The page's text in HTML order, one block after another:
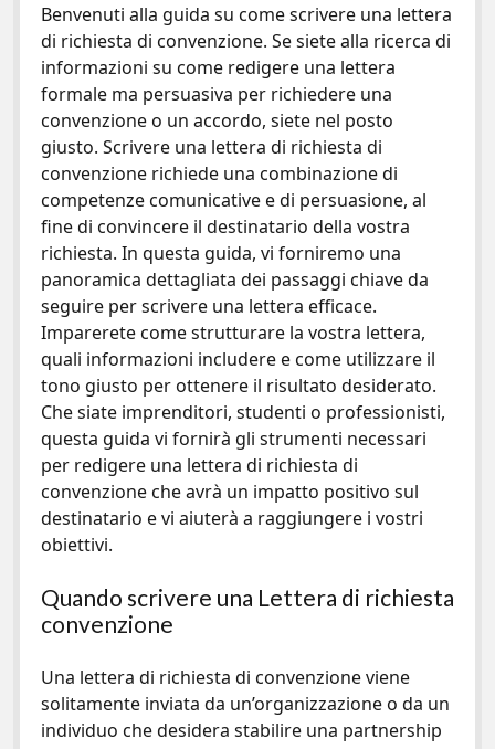
e
b
o
o
k
itt
er
er
es
t
ai
l
n
di
vi
di
Benvenuti alla guida su come scrivere una lettera
di richiesta di convenzione. Se siete alla ricerca di
informazioni su come redigere una lettera
formale ma persuasiva per richiedere una
convenzione o un accordo, siete nel posto
giusto. Scrivere una lettera di richiesta di
convenzione richiede una combinazione di
competenze comunicative e di persuasione, al
fine di convincere il destinatario della vostra
richiesta. In questa guida, vi forniremo una
panoramica dettagliata dei passaggi chiave da
seguire per scrivere una lettera efficace.
Imparerete come strutturare la vostra lettera,
quali informazioni includere e come utilizzare il
tono giusto per ottenere il risultato desiderato.
Che siate imprenditori, studenti o professionisti,
questa guida vi fornirà gli strumenti necessari
per redigere una lettera di richiesta di
convenzione che avrà un impatto positivo sul
destinatario e vi aiuterà a raggiungere i vostri
obiettivi.
Quando scrivere una Lettera di richiesta
convenzione
Una lettera di richiesta di convenzione viene
solitamente inviata da un’organizzazione o da un
individuo che desidera stabilire una partnership